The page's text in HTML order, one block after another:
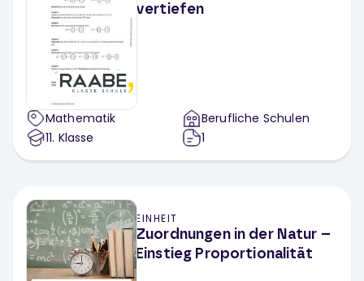
vertiefen
Mathematik
11. Klasse
Berufliche Schulen
1
EINHEIT
Zuordnungen in der Natur –
Einstieg Proportionalität